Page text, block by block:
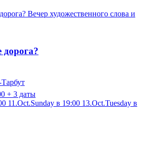
Вечер художественного слова и
дорога?
Тарбут
+ 3 даты
11.Oct.Sunday в 19:00 13.Oct.Tuesday в